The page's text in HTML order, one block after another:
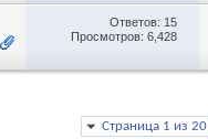
Ответов: 15
Просмотров: 6,428
Страница 1 из 20